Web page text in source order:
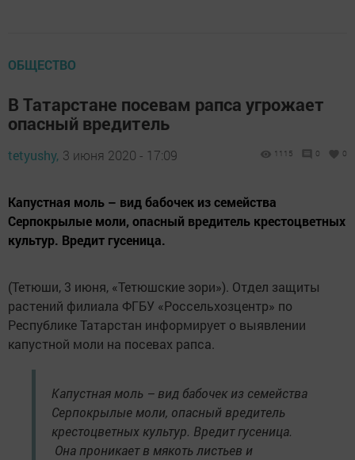
ОБЩЕСТВО
В Татарстане посевам рапса угрожает
опасный вредитель
tetyushy, 3 июня 2020 - 17:09 1115 0 0
Капустная моль – вид бабочек из семейства
Серпокрылые моли, опасный вредитель крестоцветных
культур. Вредит гусеница.
(Тетюши, 3 июня, «Тетюшские зори»). Отдел защиты
растений филиала ФГБУ «Россельхозцентр» по
Республике Татарстан информирует о выявлении
капустной моли на посевах рапса.
Капустная моль – вид бабочек из семейства
Серпокрылые моли, опасный вредитель
крестоцветных культур. Вредит гусеница.
Она проникает в мякоть листьев и